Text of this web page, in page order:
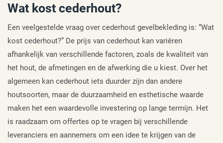
Wat kost cederhout?
Een veelgestelde vraag over cederhout gevelbekleding is: “Wat
kost cederhout?” De prijs van cederhout kan variëren
afhankelijk van verschillende factoren, zoals de kwaliteit van
het hout, de afmetingen en de afwerking die u kiest. Over het
algemeen kan cederhout iets duurder zijn dan andere
houtsoorten, maar de duurzaamheid en esthetische waarde
maken het een waardevolle investering op lange termijn. Het
is raadzaam om offertes op te vragen bij verschillende
leveranciers en aannemers om een idee te krijgen van de